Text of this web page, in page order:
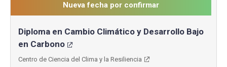
Nueva fecha por confirmar
Diploma en Cambio Climático y Desarrollo Bajo
en Carbono
Centro de Ciencia del Clima y la Resiliencia